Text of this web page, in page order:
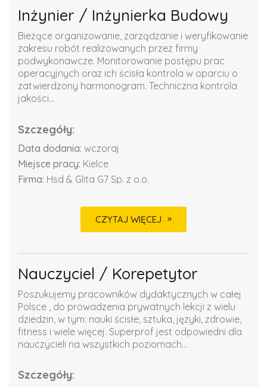
Inżynier / Inżynierka Budowy
Bieżące organizowanie, zarządzanie i weryfikowanie
zakresu robót realizowanych przez firmy
podwykonawcze. Monitorowanie postępu prac
operacyjnych oraz ich ścisła kontrola w oparciu o
zatwierdzony harmonogram. Techniczna kontrola
jakości...
Szczegóły:
Data dodania: wczoraj
Miejsce pracy: Kielce
Firma: Hsd & Glita G7 Sp. z o.o.
CZYTAJ WIĘCEJ
Nauczyciel / Korepetytor
Poszukujemy pracowników dydaktycznych w całej
Polsce , do prowadzenia prywatnych lekcji z wielu
dziedzin, w tym: nauki ścisłe, sztuka, języki, zdrowie,
fitness i wiele więcej. Superprof jest odpowiedni dla
nauczycieli na wszystkich poziomach...
Szczegóły: